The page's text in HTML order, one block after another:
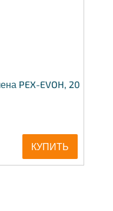
PEX-EVOH, 20
КУПИТЬ